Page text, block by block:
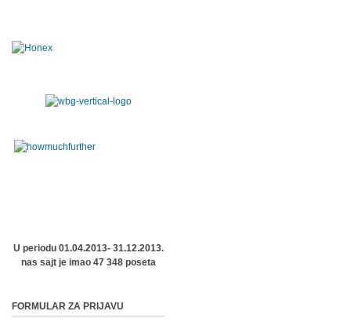
U periodu 01.04.2013- 31.12.2013.
nas sajt je imao 47 348 poseta
FORMULAR ZA PRIJAVU